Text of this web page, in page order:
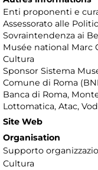
Enti proponenti e
Assessorato alle
Sovraintendenza ai
Musée national Marc
Cultura
Sponsor Sistema
Comune di Roma
Banca di Roma,
Lottomatica, Atac,
Site Web
Organisation
Supporto
Cultura